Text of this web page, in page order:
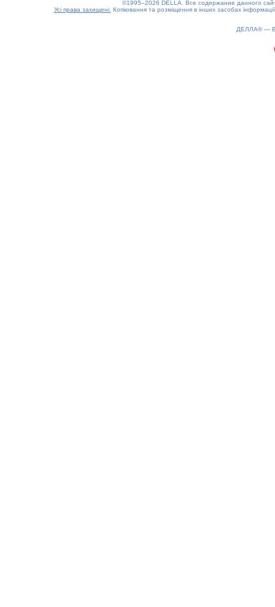
©1995–2026 DELLA. Все содержание данного
Усі права захищені. Копіювання та розміщення в інших засобах
ДЕЛЛА® —